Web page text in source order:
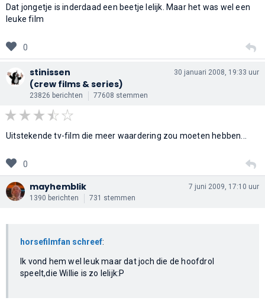
Dat jongetje is inderdaad een beetje lelijk. Maar het was wel een
leuke film
0
stinissen
(crew films & series)
23826 berichten 77608 stemmen
30 januari 2008, 19:33 uur
Uitstekende tv-film die meer waardering zou moeten hebben...
0
mayhemblik
1390 berichten 731 stemmen
7 juni 2009, 17:10 uur
horsefilmfan schreef:
Ik vond hem wel leuk maar dat joch die de hoofdrol
speelt,die Willie is zo lelijk:P